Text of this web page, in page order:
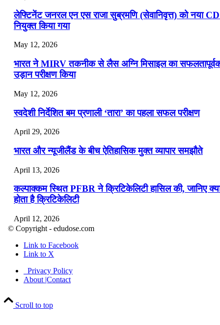
लेफ्टिनेंट जनरल एन एस राजा सुब्रमणि (सेवानिवृत्त) को नया
नियुक्त किया गया
May 12, 2026
भारत ने MIRV तकनीक से लैस अग्नि मिसाइल का
उड़ान परीक्षण किया
May 12, 2026
स्वदेशी निर्देशित बम प्रणाली ‘तारा’ का पहला सफल परीक्षण
April 29, 2026
भारत और न्यूजीलैंड के बीच ऐतिहासिक मुक्त व्यापार समझौते
April 13, 2026
कल्पाक्कम स्थित PFBR ने क्रिटिकेलिटी हासिल की, जानिए
होता है क्रिटिकेलिटी
April 12, 2026
April 9, 2026
नासा का आर्टेमिस-2 मिशन: मनुष्य एक बार फिर से चंद्रमा के
पहुंचा
April 7, 2026
© Copyright - edudose.com
Link to Facebook
Link to X
Privacy Policy
About |Contact
Scroll to top